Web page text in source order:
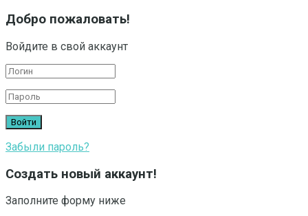
Добро пожаловать!
Войдите в свой аккаунт
Забыли пароль?
Создать новый аккаунт!
Заполните форму ниже